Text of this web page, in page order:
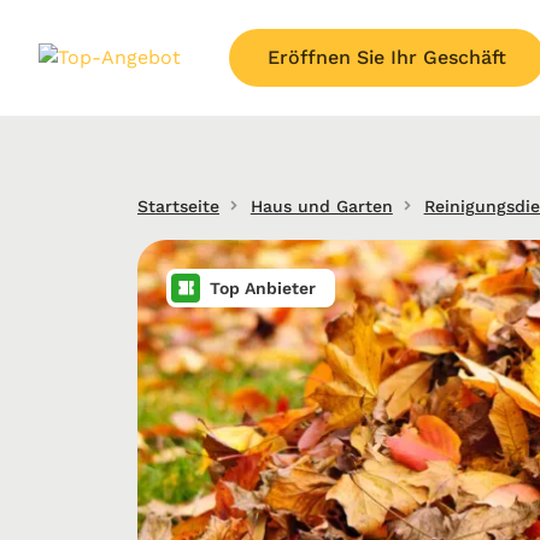
Eröffnen Sie Ihr Geschäft
Startseite Haus und Garten
Top Anbieter